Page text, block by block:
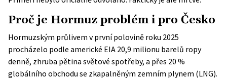
Proč je Hormuz problém i pro Česko
Hormuzským průlivem v první polovině roku 2025
procházelo podle americké EIA 20,9 milionu barelů ropy
denně, zhruba pětina světové spotřeby, a přes 20 %
globálního obchodu se zkapalněným zemním plynem (LNG).